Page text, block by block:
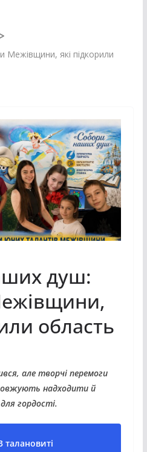
які підкорили
душ:
область
але творчі перемоги
надходити й
гордості.
талановиті